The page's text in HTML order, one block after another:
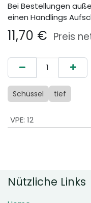
Bei Bestellungen
einen Handlings
11,70 € Preis
Schüssel tief
VPE: 12
Nützliche Links